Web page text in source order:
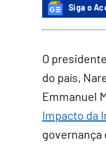
Siga o
O
do país,
Emmanuel
Impacto da
governança